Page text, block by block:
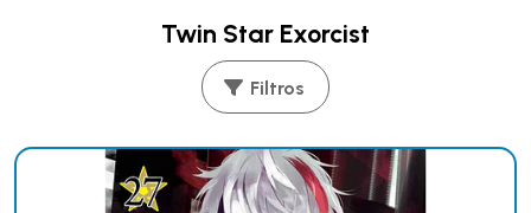
Twin Star Exorcist
Filtros